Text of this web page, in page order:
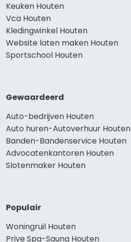
Keuken Houten
Vca Houten
Kledingwinkel Houten
Website laten maken Houten
Sportschool Houten
Gewaardeerd
Auto-bedrijven Houten
Auto huren-Autoverhuur Houten
Banden-Bandenservice Houten
Advocatenkantoren Houten
Slotenmaker Houten
Populair
Woningruil Houten
Prive Spa-Sauna Houten